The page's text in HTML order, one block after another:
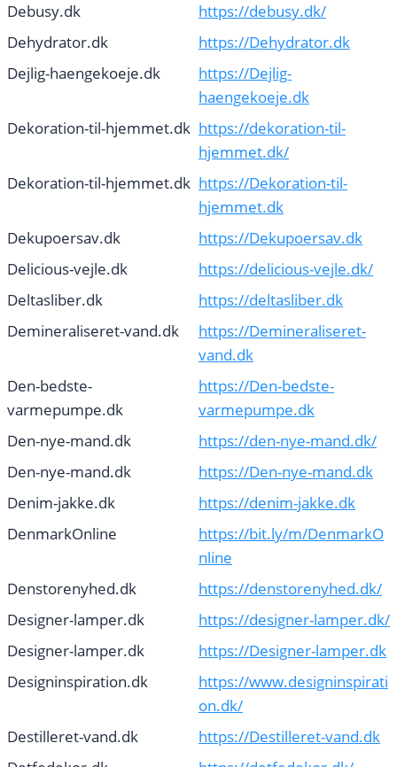
Debusy.dk
https://debusy.dk/
Dehydrator.dk
https://Dehydrator.dk
Dejlig-haengekoeje.dk
https://Dejlig-
haengekoeje.dk
Dekoration-til-hjemmet.dk https://dekoration-til-
hjemmet.dk/
Dekoration-til-hjemmet.dk https://Dekoration-til-
hjemmet.dk
Dekupoersav.dk
https://Dekupoersav.dk
Delicious-vejle.dk
https://delicious-vejle.dk/
Deltasliber.dk
https://deltasliber.dk
Demineraliseret-vand.dk
https://Demineraliseret-
vand.dk
Den-bedste-
varmepumpe.dk
https://Den-bedste-
varmepumpe.dk
Den-nye-mand.dk
https://den-nye-mand.dk/
Den-nye-mand.dk
https://Den-nye-mand.dk
Denim-jakke.dk
https://denim-jakke.dk
DenmarkOnline
https://bit.ly/m/DenmarkO
nline
Denstorenyhed.dk
https://denstorenyhed.dk/
Designer-lamper.dk
https://designer-lamper.dk/
Designer-lamper.dk
https://Designer-lamper.dk
Designinspiration.dk
https://www.designinspirati
on.dk/
Destilleret-vand.dk
https://Destilleret-vand.dk